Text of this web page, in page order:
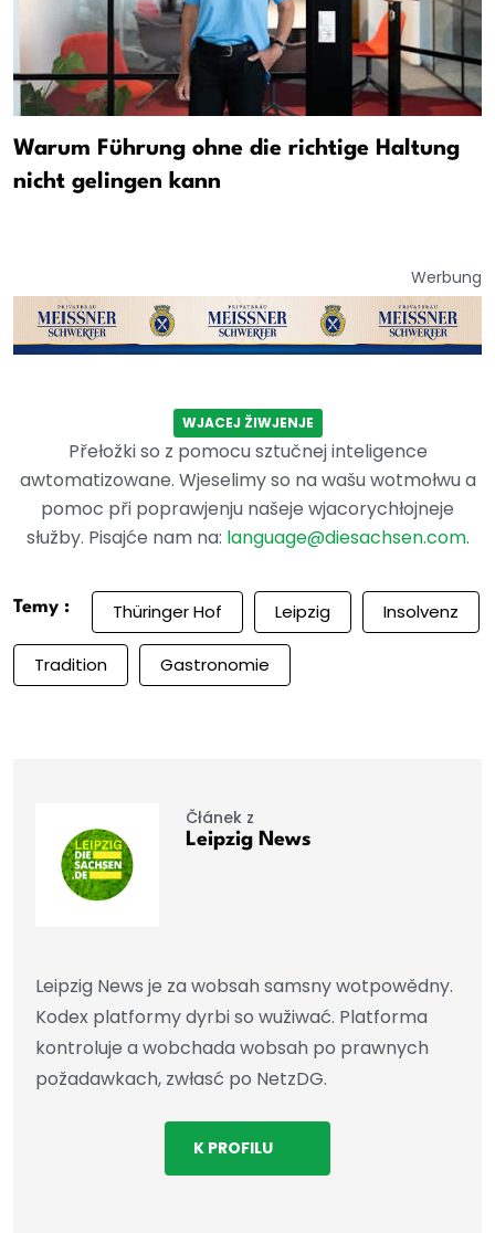
Warum Führung ohne die richtige Haltung
nicht gelingen kann
Werbung
WJACEJ ŽIWJENJE
Přełožki so z pomocu sztučnej inteligence
awtomatizowane. Wjeselimy so na wašu wotmołwu a
pomoc při poprawjenju našeje wjacorychłojneje
słužby. Pisajće nam na: language@diesachsen.com.
Temy : Thüringer Hof Leipzig Insolvenz
Tradition Gastronomie
Čłánek z
Leipzig News
Leipzig News je za wobsah samsny wotpowědny.
Kodex platformy dyrbi so wužiwać. Platforma
kontroluje a wobchada wobsah po prawnych
požadawkach, zwłasć po NetzDG.
K PROFILU